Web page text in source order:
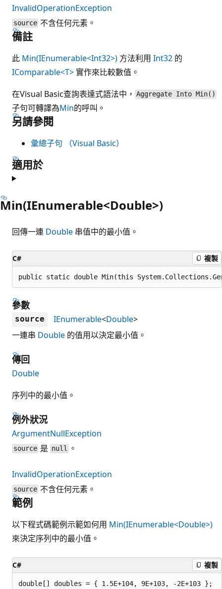
InvalidOperationException
source 不含任何元素。
備註
此 Min(IEnumerable<Int32>) 方法利用 Int32 的
IComparable<T>實作來比較數值。
在Visual Basic查詢表達式語法中， Aggregate Into Min()
子句可轉譯為Min的呼叫。
另請參閱
彙總子句 （Visual Basic）
適用於
Min(IEnumerable<Double>)
回傳一連 Double 串值中的最小值。
C# 複製
public static double Min(this
參數
source IEnumerable<Double>
一連串 Double 的值用以決定最小值。
傳回
Double
序列中的最小值。
例外狀況
ArgumentNullException
source 是 null 。
InvalidOperationException
source 不含任何元素。
範例
以下程式碼範例示範如何用 Min(IEnumerable<Double>)
來決定序列中的最小值。
C# 複製
double[] doubles = { 1.5E+104, 9E+103, -2E+103 };